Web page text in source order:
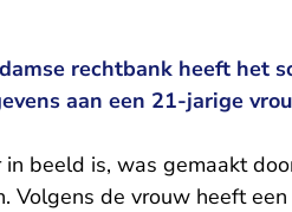
rechtbank heeft het
aan een 21-jarige
beeld is, was gemaakt
Volgens de vrouw heeft